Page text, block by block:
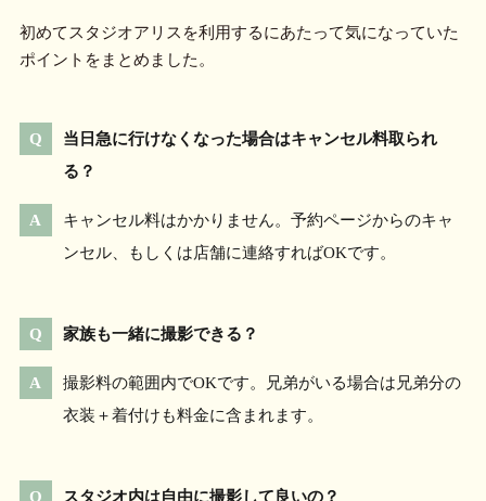
初めてスタジオアリスを利用するにあたって気になっていた
ポイントをまとめました。
当日急に行けなくなった場合はキャンセル料取られ
る？
キャンセル料はかかりません。予約ページからのキャ
ンセル、もしくは店舗に連絡すればOKです。
家族も一緒に撮影できる？
撮影料の範囲内でOKです。兄弟がいる場合は兄弟分の
衣装＋着付けも料金に含まれます。
スタジオ内は自由に撮影して良いの？